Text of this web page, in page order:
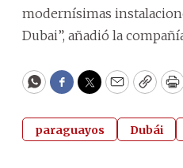
modernísimas
Dubai”, añadió la
WhatsApp
Facebook
Twitter
EmailCopy
paraguayos Dubái